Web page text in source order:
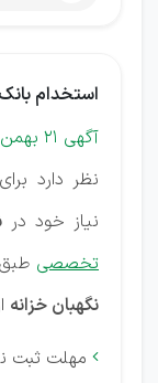
استخدام بانک
آگهی 21 بهمن 1404:
نظر دارد
نیاز خود در
تخصصی
نگهبان خزانه
 مهلت ثبت